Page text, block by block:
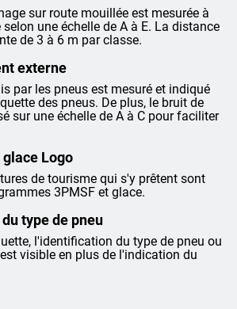
sur route mouillée est mesurée à
une échelle de A à E. La distance
de 3 à 6 m par classe.
externe
par les pneus est mesuré et indiqué
des pneus. De plus, le bruit de
sur une échelle de A à C pour faciliter
Logo
de tourisme qui s'y prêtent sont
3PMSF et glace.
type de pneu
l'identification du type de pneu ou
visible en plus de l'indication du